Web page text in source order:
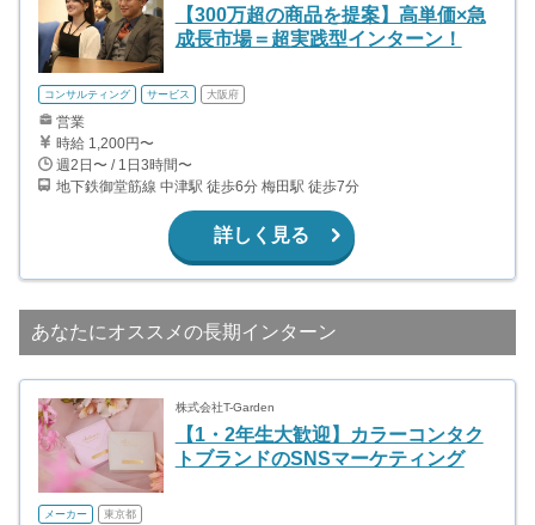
【300万超の商品を提案】高単価×急
成長市場＝超実践型インターン！
コンサルティング サービス 大阪府
営業
時給 1,200円〜
週2日〜 / 1日3時間〜
地下鉄御堂筋線 中津駅 徒歩6分 梅田駅 徒歩7分
詳しく見る
あなたにオススメの長期インターン
株式会社T-Garden
【1・2年生大歓迎】カラーコンタク
トブランドのSNSマーケティング
メーカー 東京都